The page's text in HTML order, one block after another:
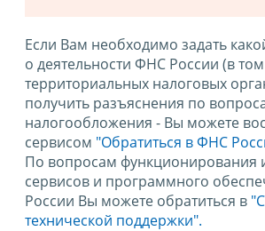
Если Вам необходимо задать
о деятельности ФНС России (в
территориальных налоговых
получить разъяснения по
налогообложения - Вы можете
сервисом "Обратиться в ФНС
По вопросам функционирования
сервисов и программного
России Вы можете обратиться в
технической поддержки".